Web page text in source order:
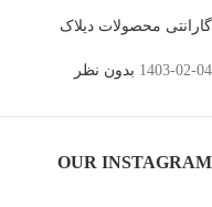
گارانتی محصولات دیلاک
1403-02-04 بدون نظر
OUR INSTAGRAM